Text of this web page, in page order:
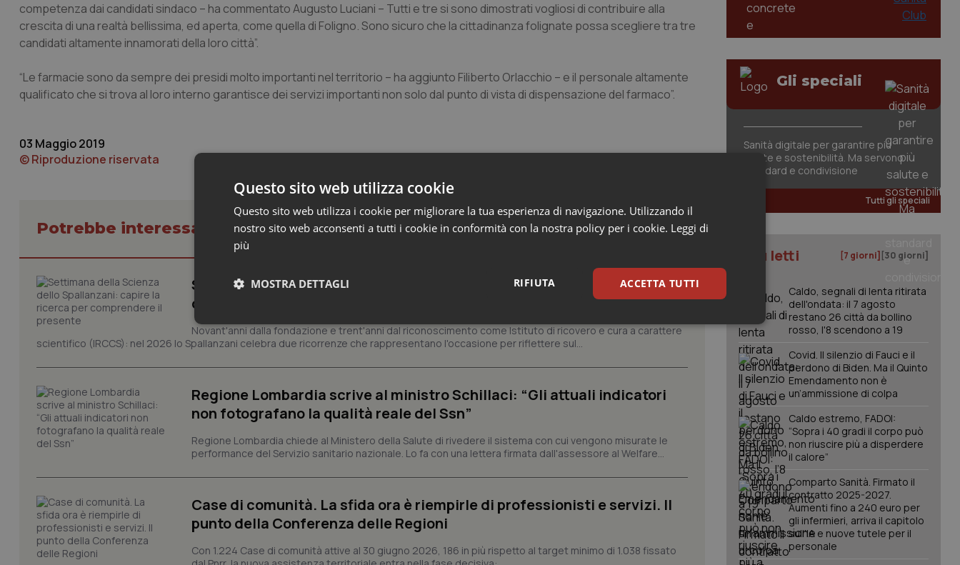
competenza dai candidati sindaco – ha commentato Augusto Luciani – Tutti e tre si sono dimostrati vogliosi di contribuire alla
crescita di una realtà bellissima, ed aperta, come quella di Foligno. Sono sicuro che la cittadinanza folignate possa scegliere tra tre
candidati altamente innamorati della loro città”.
“Le farmacie sono da sempre dei presidi molto importanti nel territorio – ha aggiunto Filiberto Orlacchio – e il personale altamente
qualificato che si trova al loro interno garantisce dei servizi importanti non solo dal punto di vista di dispensazione del farmaco”.
03 Maggio 2019
© Riproduzione riservata
Potrebbe interessarti in Regioni e Asl
Settimana della Scienza dello Spallanzani: capire la ricerca per
comprendere il presente
Novant'anni dalla fondazione e trent'anni dal riconoscimento come Istituto di ricovero e cura a carattere
scientifico (IRCCS): nel 2026 lo Spallanzani celebra due ricorrenze che rappresentano l'occasione per riflettere sul...
Regione Lombardia scrive al ministro Schillaci: “Gli attuali indicatori
non fotografano la qualità reale del Ssn”
Regione Lombardia chiede al Ministero della Salute di rivedere il sistema con cui vengono misurate le
performance del Servizio sanitario nazionale. Lo fa con una lettera firmata dall'assessore al Welfare...
Case di comunità. La sfida ora è riempirle di professionisti e servizi. Il
punto della Conferenza delle Regioni
Con 1.224 Case di comunità attive al 30 giugno 2026, 186 in più rispetto al target minimo di 1.038 fissato
Gli speciali
Sanità digitale per garantire più
salute e sostenibilità. Ma servono
standard e condivisione
Tutti gli speciali
I più letti [7 giorni] [30 giorni]
Caldo, segnali di lenta ritirata
dell'ondata: il 7 agosto
restano 26 città da bollino
rosso, l'8 scendono a 19
Covid. Il silenzio di Fauci e il
perdono di Biden. Ma il Quinto
Emendamento non è
un’ammissione di colpa
Caldo estremo, FADOI:
“Sopra i 40 gradi il corpo può
non riuscire più a disperdere
il calore”
Comparto Sanità. Firmato il
contratto 2025-2027.
Aumenti fino a 240 euro per
gli infermieri, arriva il capitolo
sull'IA e nuove tutele per il
personale
Questo sito web utilizza cookie
Questo sito web utilizza i cookie per migliorare la tua esperienza di navigazione. Utilizzando il
nostro sito web acconsenti a tutti i cookie in conformità con la nostra policy per i cookie. Leggi di
più
ACCETTA TUTTI
RIFIUTA
MOSTRA DETTAGLI
Necessari Statistici Marketing
I cookie necessari contribuiscono a rendere fruibile il sito web abilitandone funzionalità di base quali la navigazione sulle pagine
VISITOR_PRIVACY_METADATA
YouTube
.youtube.com
5 mesi 4
settimane
Questo cookie viene utilizzato per memorizzare le
impostazioni sulla privacy, garantendo che le loro
preferenze siano onorate nelle sessioni future.